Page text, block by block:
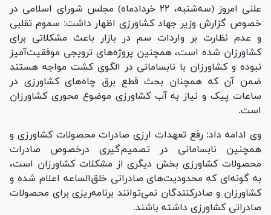
علنی امروز (سه‌شنبه، ۲۲ خردادماه) مجلس شورای اسلامی در
خصوص گزارش وزیر جهاد کشاورزی اظهار داشت: سموم تقلبی
و عدم نظارت بر واردات سم در بازار باعث مشکلاتی برای
کشاورزان شده است، همچنین پروژه‌های ترویجی موفقیت‌آمیز
نبوده و کشاورزان با نابسامانی در الگوی کشت مواجه هستند
ضمن آن که همچنان بحث قطع برق چاه‌های کشاورزی در
ساعات پیک و نیاز به آب کشاورزی موضوع محوری کشاورزان
است.
وی ادامه داد: رفع تعهدات ارزی صادرات محصولات کشاورزی و
همچنین نابسامانی در تصمیم‌گیری درخصوص صادرات
محصولات کشاورزی بخش دیگری از مشکلات کشاورزان است،
به گونه‌ای که محدودیت‌های صادراتی خلق‌الساعه اعلام شده و
کشاورزان و صادرکنندگان نمی‌توانند برنامه‌ریزی برای محصولات
صادراتی کشاورزی داشته باشند.